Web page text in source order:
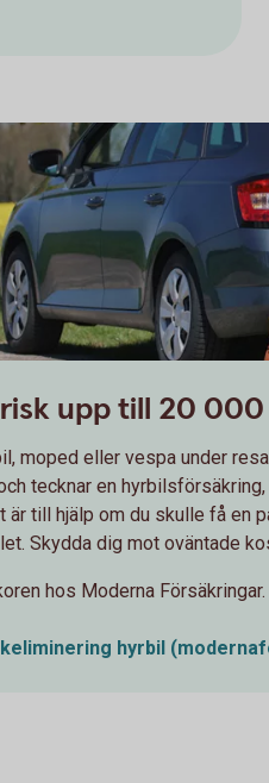
upp till 20
moped eller vespa under
tecknar en
är till hjälp om du skulle få en
Skydda dig mot oväntade
hos Moderna Försäkringar.
hyrbil